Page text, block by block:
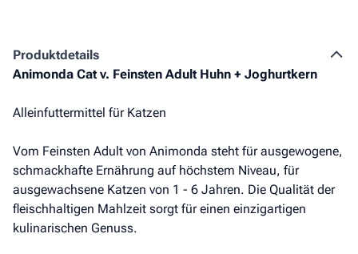
Produkt­details
Animonda Cat v. Feinsten Adult Huhn + Joghurtkern
Alleinfuttermittel für Katzen
Vom Feinsten Adult von Animonda steht für ausgewogene,
schmackhafte Ernährung auf höchstem Niveau, für
ausgewachsene Katzen von 1 - 6 Jahren. Die Qualität der
fleischhaltigen Mahlzeit sorgt für einen einzigartigen
kulinarischen Genuss.